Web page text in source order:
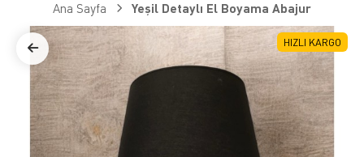
Ana Sayfa Yeşil Detaylı El Boyama Abajur
HIZLI KARGO